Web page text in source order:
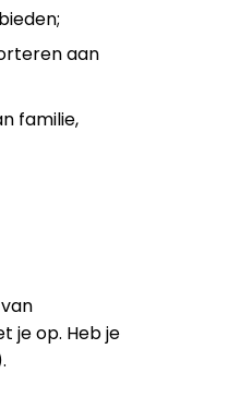
aan
familie,
je op. Heb je